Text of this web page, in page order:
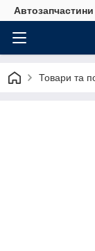
Товари та